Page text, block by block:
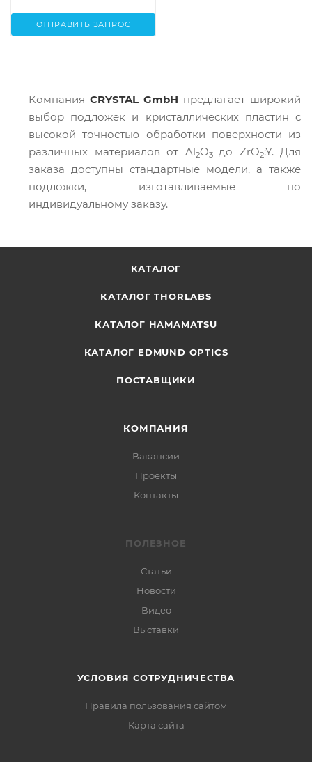
ОТПРАВИТЬ ЗАПРОС
Компания CRYSTAL GmbH предлагает широкий
выбор подложек и кристаллических пластин с
высокой точностью обработки поверхности из
различных материалов от Al2O3 до ZrO2:Y. Для
заказа доступны стандартные модели, а также
подложки, изготавливаемые по
индивидуальному заказу.
КАТАЛОГ
КАТАЛОГ THORLABS
КАТАЛОГ HAMAMATSU
КАТАЛОГ EDMUND OPTICS
ПОСТАВЩИКИ
КОМПАНИЯ
Вакансии
Проекты
Контакты
ПОЛЕЗНОЕ
Статьи
Новости
Видео
Выставки
УСЛОВИЯ СОТРУДНИЧЕСТВА
Правила пользования сайтом
Карта сайта